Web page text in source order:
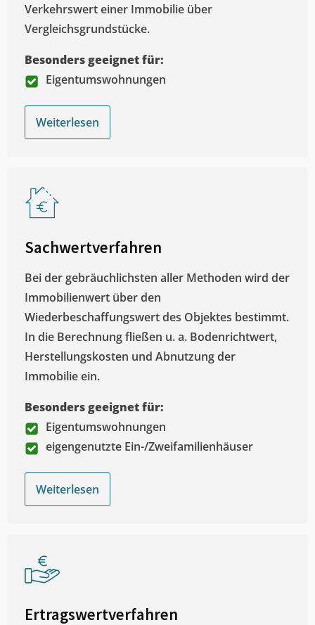
Verkehrswert einer Immobilie über
Vergleichsgrundstücke.
Besonders geeignet für:
Eigentumswohnungen
Weiterlesen
Sachwertverfahren
Bei der gebräuchlichsten aller Methoden wird der
Immobilienwert über den
Wiederbeschaffungswert des Objektes bestimmt.
In die Berechnung fließen u. a. Bodenrichtwert,
Herstellungskosten und Abnutzung der
Immobilie ein.
Besonders geeignet für:
Eigentumswohnungen
eigengenutzte Ein-/Zweifamilienhäuser
Weiterlesen
Ertragswertverfahren